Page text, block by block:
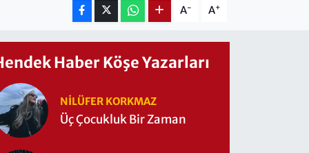
A- A+
Haber Köşe Yazarları
NILÜFER KORKMAZ
Üç Çocukluk Bir Zaman